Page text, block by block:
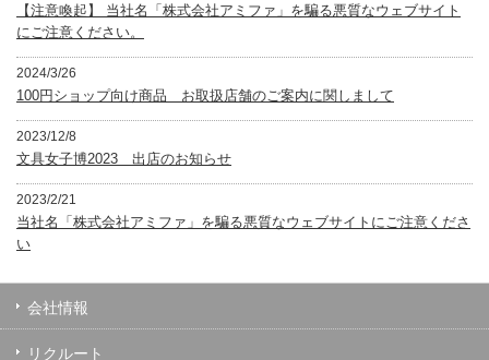
【注意喚起】 当社名「株式会社アミファ」を騙る悪質なウェブサイト
にご注意ください。
2024/3/26
100円ショップ向け商品 お取扱店舗のご案内に関しまして
2023/12/8
文具女子博2023 出店のお知らせ
2023/2/21
当社名「株式会社アミファ」を騙る悪質なウェブサイトにご注意くださ
い
会社情報
リクルート